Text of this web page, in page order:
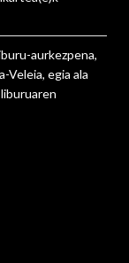
aurkezpena,
Veleia, egia ala
liburuaren